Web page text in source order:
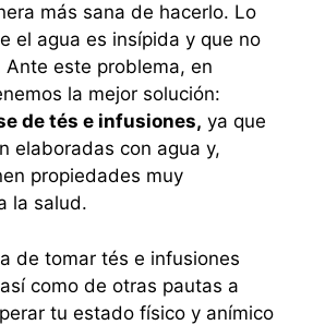
más sana de hacerlo. Lo
el agua es insípida y que no
este problema, en
la mejor solución:
de tés e infusiones, ya que
elaboradas con agua y,
propiedades muy
la salud.
de tomar tés e infusiones
como de otras pautas a
tu estado físico y anímico